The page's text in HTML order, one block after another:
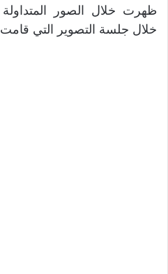
ظهرت خلال الصور
خلال جلسة التصوير التي قامت